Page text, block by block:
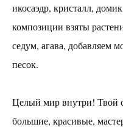
Наполнение
Создание
Роспись спилов
Плетение панно в
Броши из дерева с
из эпоксидной смолы
икосаэдр, кристалл,
композиции взяты
седум, агава, добавляем
песок.
Целый мир внутри! Твой
большие, красивые,